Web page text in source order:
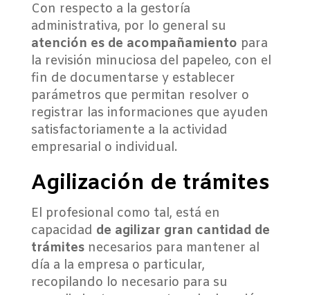
Con respecto a la gestoría
administrativa, por lo general su
atención es de acompañamiento para
la revisión minuciosa del papeleo, con el
fin de documentarse y establecer
parámetros que permitan resolver o
registrar las informaciones que ayuden
satisfactoriamente a la actividad
empresarial o individual.
Agilización de trámites
El profesional como tal, está en
capacidad de agilizar gran cantidad de
trámitesnecesarios para mantener al
día a la empresa o particular,
recopilando lo necesario para su